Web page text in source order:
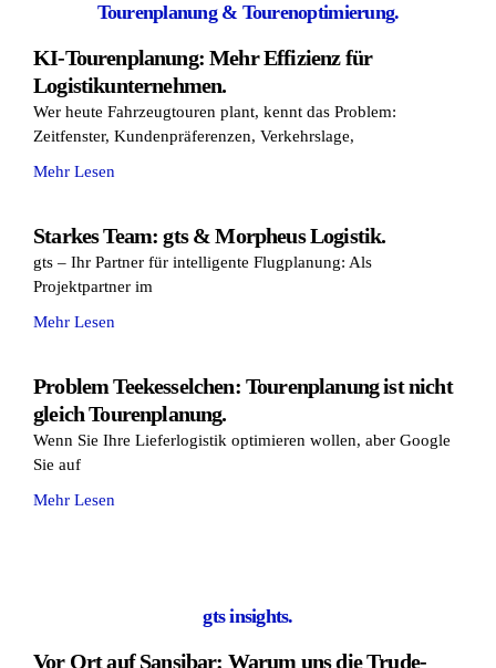
Tourenplanung & Tourenoptimierung.
KI-Tourenplanung: Mehr Effizienz für
Logistikunternehmen.
Wer heute Fahrzeugtouren plant, kennt das Problem:
Zeitfenster, Kundenpräferenzen, Verkehrslage,
Mehr Lesen
Starkes Team: gts & Morpheus Logistik.
gts – Ihr Partner für intelligente Flugplanung: Als
Projektpartner im
Mehr Lesen
Problem Teekesselchen: Tourenplanung ist nicht
gleich Tourenplanung.
Wenn Sie Ihre Lieferlogistik optimieren wollen, aber Google
Sie auf
Mehr Lesen
gts insights.
Vor Ort auf Sansibar: Warum uns die Trude-